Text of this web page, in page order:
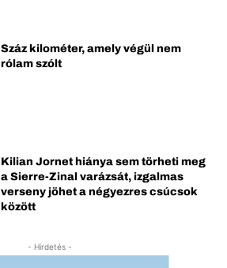
Száz kilométer, amely végül nem
rólam szólt
Kilian Jornet hiánya sem törheti meg
a Sierre-Zinal varázsát, izgalmas
verseny jöhet a négyezres csúcsok
között
- Hirdetés -